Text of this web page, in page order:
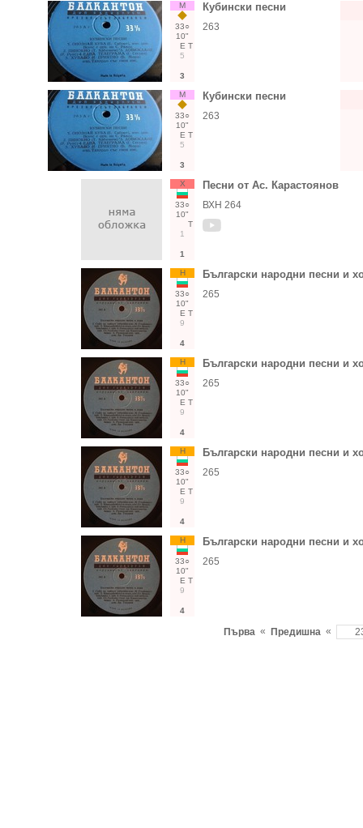
М
33○
10"
Е Т
5
3
Кубински песни
263
М
33○
10"
Е Т
5
3
Кубински песни
263
Х
33○
10"
Т
1
1
Песни от Ас. Карастоянов
ВХН 264
Н
33○
10"
Е Т
9
4
Български народни песни и
265
Н
33○
10"
Е Т
9
4
Български народни песни и
265
Н
33○
10"
Е Т
9
4
Български народни песни и
265
Н
33○
10"
Е Т
9
4
Български народни песни и
265
Първа « Предишна «